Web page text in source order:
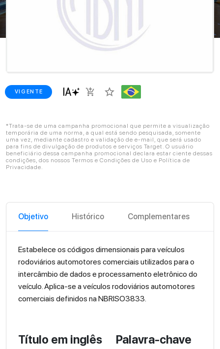
VIGENTE add_shopping_cart star_border
*Trata-se de uma campanha promocional que permite a visualização
temporária de uma norma, a qual está sendo pesquisada, somente
uma vez, mediante cadastro e validação de e-mail, que será usado
para fins de divulgação de produtos e serviços Target. O usuário
beneficiário dessa campanha promocional declara estar ciente dessas
condições, dos nossos Termos e Condições de Uso e Política de
Privacidade.
Objetivo Histórico Complementares
Estabelece os códigos dimensionais para veículos
rodoviários automotores comerciais utilizados para o
intercâmbio de dados e processamento eletrônico do
veículo. Aplica-se a veículos rodoviários automotores
comerciais definidos na NBRISO3833.
Título em inglês Palavra-chave